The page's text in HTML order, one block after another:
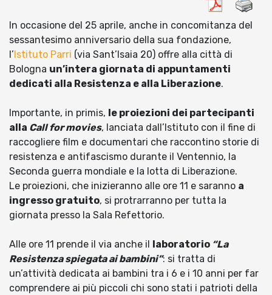
In occasione del 25 aprile, anche in concomitanza del
sessantesimo anniversario della sua fondazione,
l’ Istituto Parri (via Sant’Isaia 20) offre alla città di
Bologna un’intera giornata di appuntamenti
dedicati alla Resistenza e alla Liberazione.
Importante, in primis, le proiezioni dei partecipanti
alla Call for movies, lanciata dall’Istituto con il fine di
raccogliere film e documentari che raccontino storie di
resistenza e antifascismo durante il Ventennio, la
Seconda guerra mondiale e la lotta di Liberazione.
Le proiezioni, che inizieranno alle ore 11 e saranno a
ingresso gratuito, si protrarranno per tutta la
giornata presso la Sala Refettorio.
Alle ore 11 prende il via anche il laboratorio “La
Resistenza spiegata ai bambini”: si tratta di
un’attività dedicata ai bambini tra i 6 e i 10 anni per far
comprendere ai più piccoli chi sono stati i patrioti della